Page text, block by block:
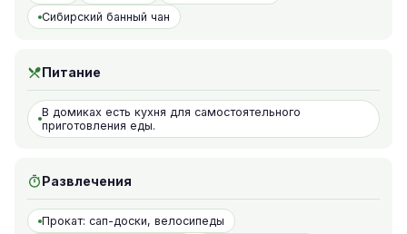
Сибирский банный чан
Питание
В домиках есть кухня для самостоятельного
приготовления еды.
Развлечения
Прокат: сап-доски, велосипеды